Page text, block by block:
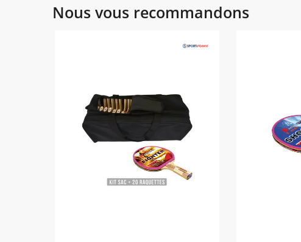
Nous vous recommandons